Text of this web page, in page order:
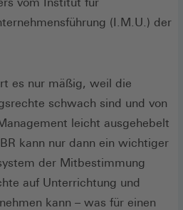
(I.M.U.) der
es nur mäßig, weil die
schwach sind und von
leicht ausgehebelt
kann nur dann ein wichtiger
der Mitbestimmung
auf Unterrichtung und
kann – was für einen